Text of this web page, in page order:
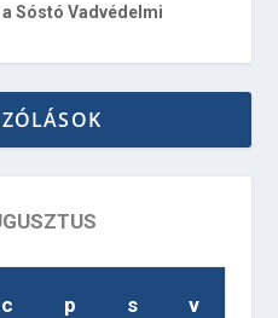
Sóstó Vadvédelmi
c p s v